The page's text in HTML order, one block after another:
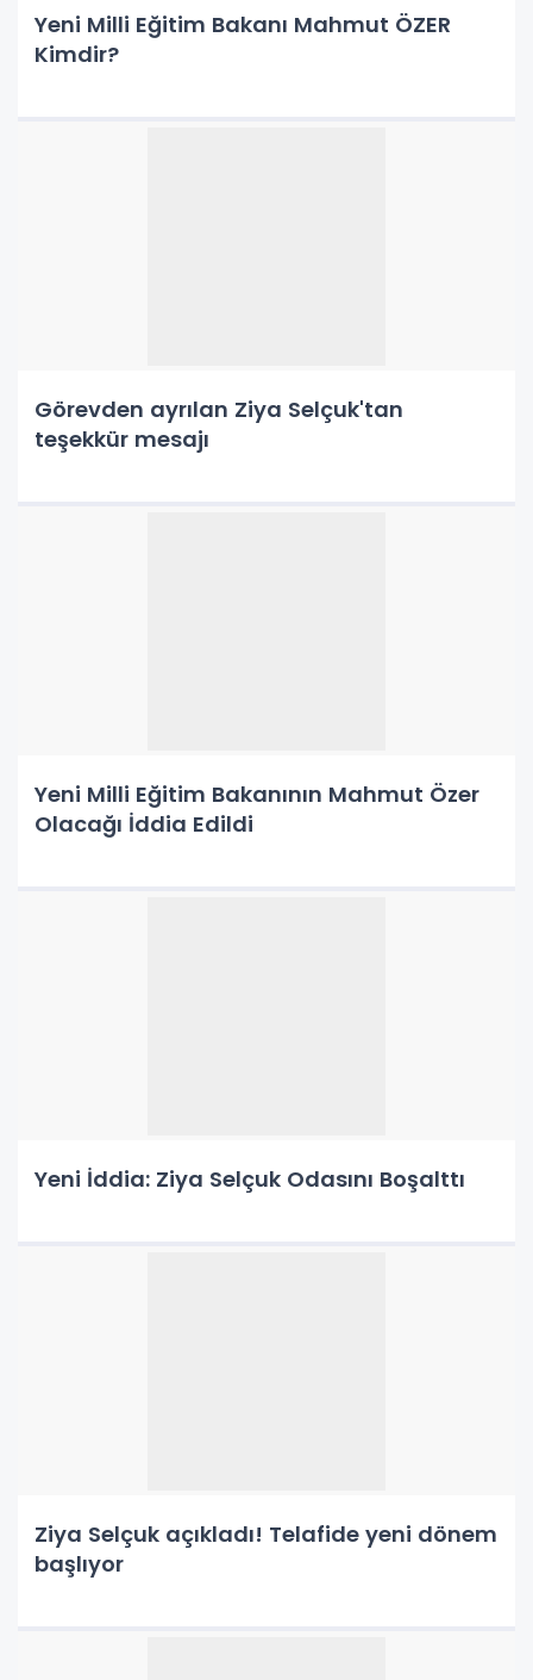
Yeni Milli Eğitim Bakanı Mahmut ÖZER
Kimdir?
Görevden ayrılan Ziya Selçuk'tan
teşekkür mesajı
Yeni Milli Eğitim Bakanının Mahmut Özer
Olacağı İddia Edildi
Yeni İddia: Ziya Selçuk Odasını Boşalttı
Ziya Selçuk açıkladı! Telafide yeni dönem
başlıyor